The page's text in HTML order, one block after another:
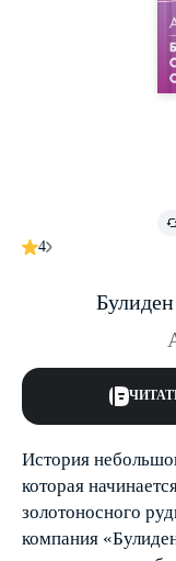
4
История
которая
золотоносного
компания